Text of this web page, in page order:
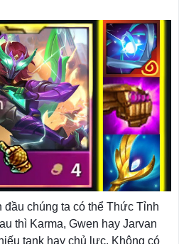
chúng ta có thể Thức Tỉnh
thì Karma, Gwen hay Jarvan
tank hay chủ lực. Không có